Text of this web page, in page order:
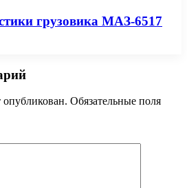
грузовика МАЗ-6517
опубликован. Обязательные поля